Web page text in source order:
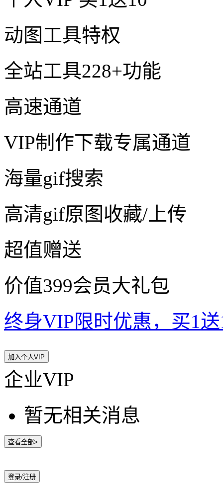
动图工具特权
全站工具228+功能
高速通道
VIP制作下载专属通道
海量gif搜索
高清gif原图收藏/上传
超值赠送
价值399会员大礼包
终身VIP限时优惠，买1
加入个人VIP
企业VIP
暂无相关消息
查看全部>
登录/注册